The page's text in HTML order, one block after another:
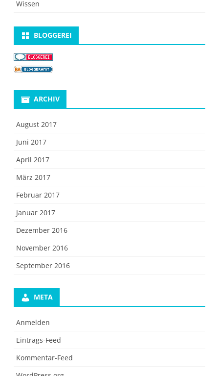
Wissen
BLOGGEREI
ARCHIV
August 2017
Juni 2017
April 2017
März 2017
Februar 2017
Januar 2017
Dezember 2016
November 2016
September 2016
META
Anmelden
Eintrags-Feed
Kommentar-Feed